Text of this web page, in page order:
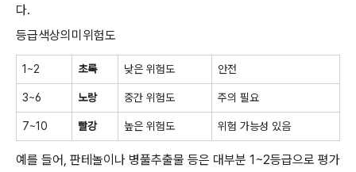
다.
등급색상의미위험도
1~2 초록 낮은 위험도 안전
3~6 노랑 중간 위험도 주의 필요
7~10 빨강 높은 위험도 위험 가능성 있음
예를 들어, 판테놀이나 병풀추출물 등은 대부분 1~2등급으로 평가